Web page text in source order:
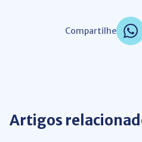
Compartilhe
Artigos